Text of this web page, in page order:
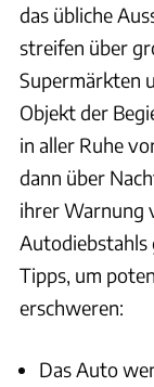
das übliche
streifen über
Supermärkten
Objekt der
in aller Ruhe
dann über
ihrer Warnung
Autodiebstahls
Tipps, um
erschweren:
Das Auto